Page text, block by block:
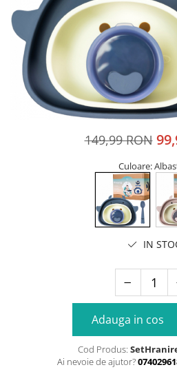
149,99 RON
Culoare:
IN
Adauga in cos
Cod Produs:
Ai nevoie de ajutor?